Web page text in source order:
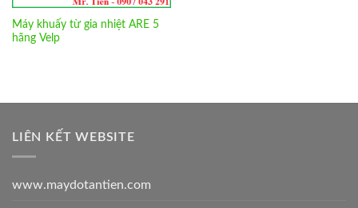
Máy khuấy từ gia nhiệt ARE 5
hãng Velp
LIÊN KẾT WEBSITE
www.maydotantien.com